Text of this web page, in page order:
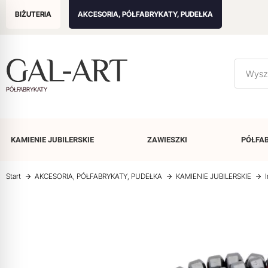
BIŻUTERIA AKCESORIA, PÓŁFABRYKATY, PUDEŁKA
PÓŁFABRYKATY
KAMIENIE JUBILERSKIE ZAWIESZKI
Start AKCESORIA, PÓŁFABRYKATY, PUDEŁKA KAMIENIE JUBILERSKIE